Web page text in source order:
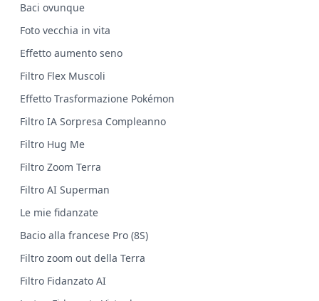
Baci ovunque
Foto vecchia in vita
Effetto aumento seno
Filtro Flex Muscoli
Effetto Trasformazione Pokémon
Filtro IA Sorpresa Compleanno
Filtro Hug Me
Filtro Zoom Terra
Filtro AI Superman
Le mie fidanzate
Bacio alla francese Pro (8S)
Filtro zoom out della Terra
Filtro Fidanzato AI